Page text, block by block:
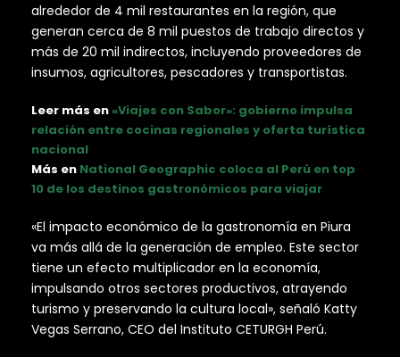
alrededor de 4 mil restaurantes en la región, que
generan cerca de 8 mil puestos de trabajo directos y
más de 20 mil indirectos, incluyendo proveedores de
insumos, agricultores, pescadores y transportistas.
Leer más en «Viajes con Sabor»: gobierno impulsa
relación entre cocinas regionales y oferta turística
nacional
Más en National Geographic coloca al Perú en top
10 de los destinos gastronómicos para viajar
«El impacto económico de la gastronomía en Piura
va más allá de la generación de empleo. Este sector
tiene un efecto multiplicador en la economía,
impulsando otros sectores productivos, atrayendo
turismo y preservando la cultura local», señaló Katty
Vegas Serrano, CEO del Instituto CETURGH Perú.